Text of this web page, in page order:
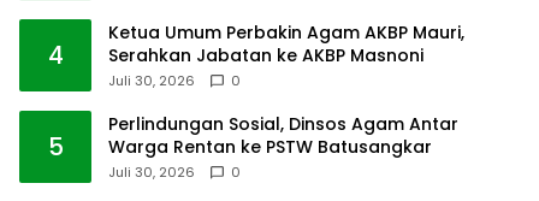
4
Ketua Umum Perbakin Agam AKBP Mauri,
Serahkan Jabatan ke AKBP Masnoni
Juli 30, 2026 0
5
Perlindungan Sosial, Dinsos Agam Antar
Warga Rentan ke PSTW Batusangkar
Juli 30, 2026 0